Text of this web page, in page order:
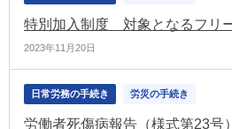
2023年11月20日
日常労務の手続き 労災の手続き
労働者死傷病報告（様式第23号）